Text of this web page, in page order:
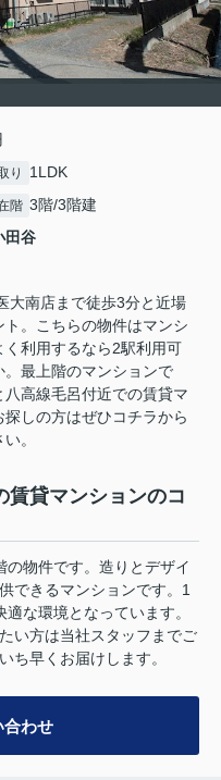
り 1LDK
階 3階/3階建
田谷
大南店まで徒歩3分と近場
。こちらの物件はマンシ
く利用するなら2駅利用可
最上階のマンションで
高線毛呂付近での賃貸マ
しの方はぜひコチラから
。
賃貸マンションのコ
物件です。造りとデザイ
できるマンションです。1
な環境となっています。
い方は当社スタッフまでご
ち早くお届けします。
合わせ